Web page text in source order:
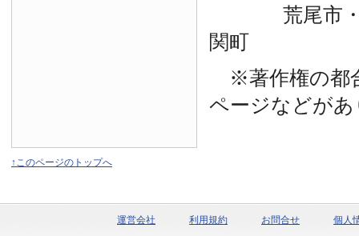
荒尾市・玉
関町
※著作権の都
ページなどが
↑このページのトップへ
運営会社 利用規約 お問合せ 個人